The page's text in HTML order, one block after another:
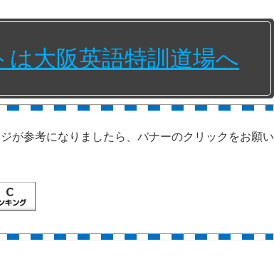
大阪英語特訓道場へ
が参考になりましたら、バナーのクリックをお願い